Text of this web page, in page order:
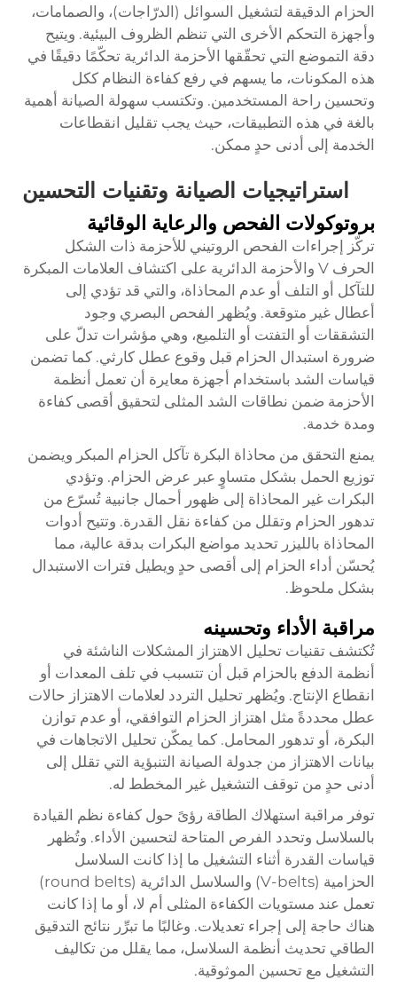
الحزام الدقيقة لتشغيل السوائل (الدرّاجات)، والصمامات،
وأجهزة التحكم الأخرى التي تنظم الظروف البيئية. ويتيح
دقة التموضع التي تحقّقها الأحزمة الدائرية تحكّمًا دقيقًا في
هذه المكونات، ما يسهم في رفع كفاءة النظام ككل
وتحسين راحة المستخدمين. وتكتسب سهولة الصيانة أهمية
بالغة في هذه التطبيقات، حيث يجب تقليل انقطاعات
الخدمة إلى أدنى حدٍ ممكن.
استراتيجيات الصيانة وتقنيات التحسين
بروتوكولات الفحص والرعاية الوقائية
تركّز إجراءات الفحص الروتيني للأحزمة ذات الشكل
الحرف V والأحزمة الدائرية على اكتشاف العلامات المبكرة
للتآكل أو التلف أو عدم المحاذاة، والتي قد تؤدي إلى
أعطال غير متوقعة. ويُظهر الفحص البصري وجود
التشققات أو التفتت أو التلميع، وهي مؤشرات تدلّ على
ضرورة استبدال الحزام قبل وقوع عطل كارثي. كما تضمن
قياسات الشد باستخدام أجهزة معايرة أن تعمل أنظمة
الأحزمة ضمن نطاقات الشد المثلى لتحقيق أقصى كفاءة
ومدة خدمة.
يمنع التحقق من محاذاة البكرة تآكل الحزام المبكر ويضمن
توزيع الحمل بشكل متساوٍ عبر عرض الحزام. وتؤدي
البكرات غير المحاذاة إلى ظهور أحمال جانبية تُسرّع من
تدهور الحزام وتقلل من كفاءة نقل القدرة. وتتيح أدوات
المحاذاة بالليزر تحديد مواضع البكرات بدقة عالية، مما
يُحسّن أداء الحزام إلى أقصى حدٍ ويطيل فترات الاستبدال
بشكل ملحوظ.
مراقبة الأداء وتحسينه
تُكتشف تقنيات تحليل الاهتزاز المشكلات الناشئة في
أنظمة الدفع بالحزام قبل أن تتسبب في تلف المعدات أو
انقطاع الإنتاج. ويُظهر تحليل التردد لعلامات الاهتزاز حالات
عطل محددةً مثل اهتزاز الحزام التوافقي، أو عدم توازن
البكرة، أو تدهور المحامل. كما يمكّن تحليل الاتجاهات في
بيانات الاهتزاز من جدولة الصيانة التنبؤية التي تقلل إلى
أدنى حدٍ من توقف التشغيل غير المخطط له.
توفر مراقبة استهلاك الطاقة رؤىً حول كفاءة نظم القيادة
بالسلاسل وتحدد الفرص المتاحة لتحسين الأداء. وتُظهر
قياسات القدرة أثناء التشغيل ما إذا كانت السلاسل
الحزامية (V-belts) والسلاسل الدائرية (round belts)
تعمل عند مستويات الكفاءة المثلى أم لا، أو ما إذا كانت
هناك حاجة إلى إجراء تعديلات. وغالبًا ما تبرِّر نتائج التدقيق
الطاقي تحديث أنظمة السلاسل، مما يقلل من تكاليف
التشغيل مع تحسين الموثوقية.